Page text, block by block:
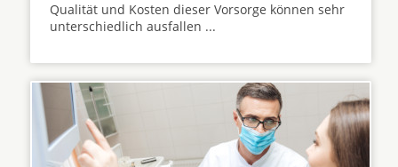
Qualität und Kosten dieser Vorsorge können sehr
unterschiedlich ausfallen ...